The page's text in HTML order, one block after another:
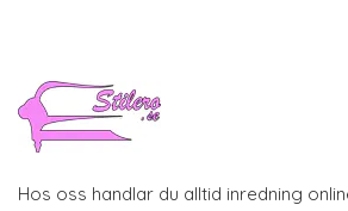
Hos oss handlar du alltid inredning